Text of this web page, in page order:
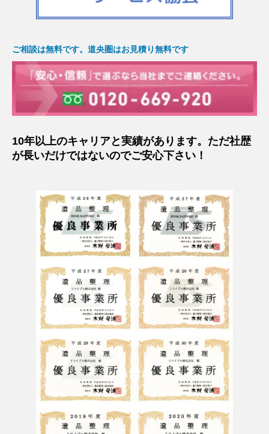
ご相談は無料です。道央圏はお見積り無料です
10年以上のキャリアと実績があります。ただ社歴
が長いだけではないのでご安心下さい！